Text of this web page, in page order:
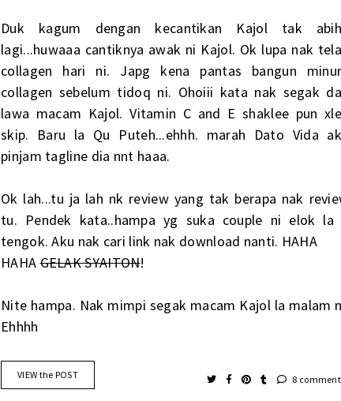
Duk kagum dengan kecantikan Kajol tak
lagi...huwaaa cantiknya awak ni Kajol. Ok lupa nak
collagen hari ni. Japg kena pantas bangun
collagen sebelum tidoq ni. Ohoiii kata nak segak
lawa macam Kajol. Vitamin C and E shaklee pun
skip. Baru la Qu Puteh...ehhh. marah Dato Vida
pinjam tagline dia nnt haaa.
Ok lah...tu ja lah nk review yang tak berapa nak
tu. Pendek kata..hampa yg suka couple ni elok la
tengok. Aku nak cari link nak download nanti. HAHA
HAHAGELAK SYAITON!
Nite hampa. Nak mimpi segak macam Kajol la malam
Ehhhh
VIEW the POST 8